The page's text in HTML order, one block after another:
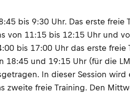
bis 9:30 Uhr. Das erste freie
von 11:15 bis 12:15 Uhr und
bis 17:00 Uhr das erste freie
und 19:15 Uhr (für die
In dieser Session wird
zweite freie Training. Den